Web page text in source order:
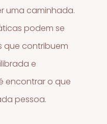
uma caminhada.
podem se
que contribuem
e
encontrar o que
pessoa.